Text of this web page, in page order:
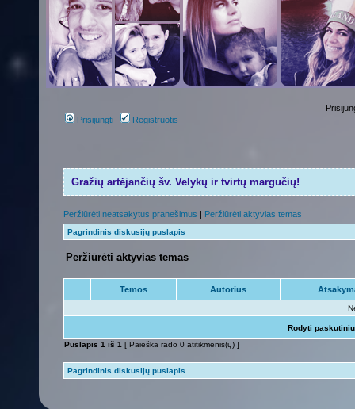
Prisijungti Registruotis
Gražių artėjančių šv. Velykų ir tvirtų margučių!
Peržiūrėti neatsakytus pranešimus | Peržiūrėti aktyvias temas
Pagrindinis diskusijų puslapis
Peržiūrėti aktyvias temas
Temos Autorius
Rodyti
Puslapis 1 iš 1 [ Paieška rado 0 atitikmenis(ų) ]
Pagrindinis diskusijų puslapis